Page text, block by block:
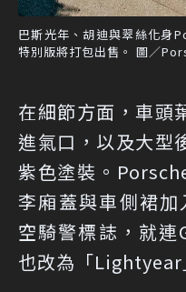
巴斯光年、胡迪與翠絲化身
特別版將打包出售。 圖／
在細節方面，車頭
進氣口，以及大型
紫色塗裝。
李廂蓋與車側裙
空騎警標誌，就
也改為「Lightyear